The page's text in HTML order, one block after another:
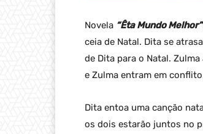
Novela “Êta Mundo Melhor”
ceia de Natal. Dita se
de Dita para o Natal.
e Zulma entram em
Dita entoa uma canção
os dois estarão juntos no